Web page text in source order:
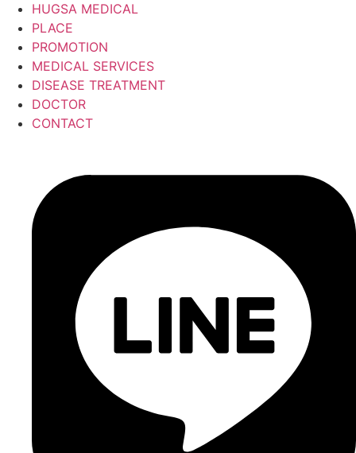
HUGSA MEDICAL
PLACE
PROMOTION
MEDICAL SERVICES
DISEASE TREATMENT
DOCTOR
CONTACT